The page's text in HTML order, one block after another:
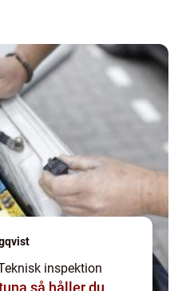
inspektion
du